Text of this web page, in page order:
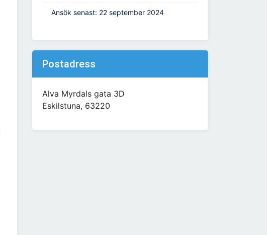
Ansök senast: 22 september 2024
Postadress
Alva Myrdals gata 3D
Eskilstuna, 63220